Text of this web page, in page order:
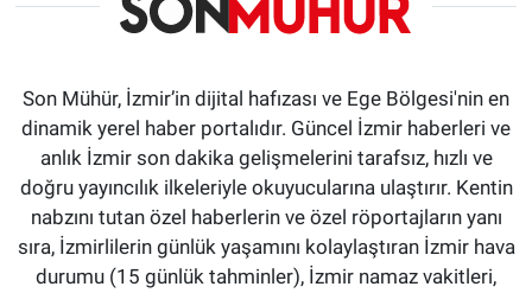
Son Mühür, İzmir’in dijital hafızası ve Ege Bölgesi'nin en
dinamik yerel haber portalıdır. Güncel İzmir haberleri ve
anlık İzmir son dakika gelişmelerini tarafsız, hızlı ve
doğru yayıncılık ilkeleriyle okuyucularına ulaştırır. Kentin
nabzını tutan özel haberlerin ve özel röportajların yanı
sıra, İzmirlilerin günlük yaşamını kolaylaştıran İzmir hava
durumu (15 günlük tahminler), İzmir namaz vakitleri,